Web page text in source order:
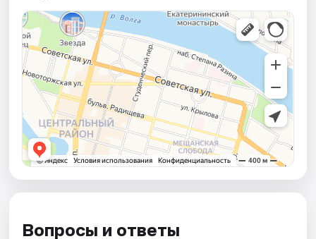
Вопросы и ответы